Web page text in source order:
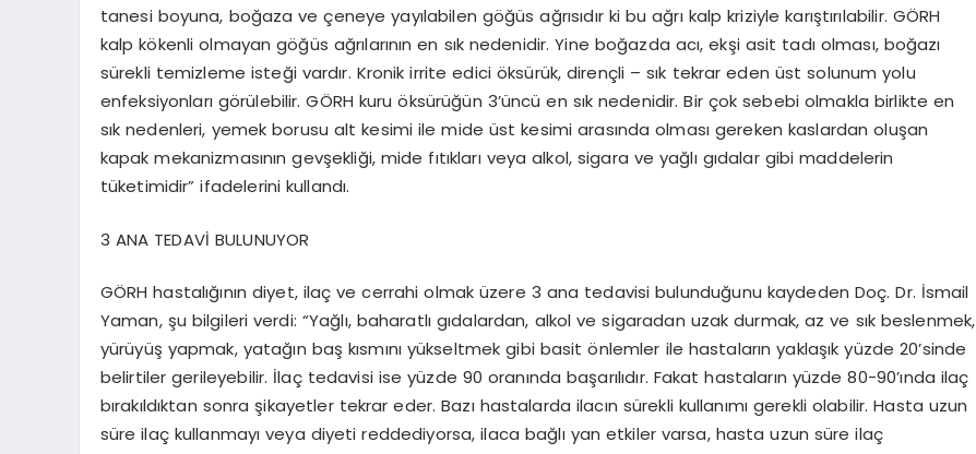
tanesi boyuna, boğaza ve çeneye yayılabilen göğüs ağrısıdır ki bu ağrı kalp kriziyle karıştırılabilir. GÖRH
kalp kökenli olmayan göğüs ağrılarının en sık nedenidir. Yine boğazda acı, ekşi asit tadı olması, boğazı
sürekli temizleme isteği vardır. Kronik irrite edici öksürük, dirençli – sık tekrar eden üst solunum yolu
enfeksiyonları görülebilir. GÖRH kuru öksürüğün 3’üncü en sık nedenidir. Bir çok sebebi olmakla birlikte en
sık nedenleri, yemek borusu alt kesimi ile mide üst kesimi arasında olması gereken kaslardan oluşan
kapak mekanizmasının gevşekliği, mide fıtıkları veya alkol, sigara ve yağlı gıdalar gibi maddelerin
tüketimidir” ifadelerini kullandı.
3 ANA TEDAVİ BULUNUYOR
GÖRH hastalığının diyet, ilaç ve cerrahi olmak üzere 3 ana tedavisi bulunduğunu kaydeden Doç. Dr. İsmail
Yaman, şu bilgileri verdi: “Yağlı, baharatlı gıdalardan, alkol ve sigaradan uzak durmak, az ve sık beslenmek,
yürüyüş yapmak, yatağın baş kısmını yükseltmek gibi basit önlemler ile hastaların yaklaşık yüzde 20’sinde
belirtiler gerileyebilir. İlaç tedavisi ise yüzde 90 oranında başarılıdır. Fakat hastaların yüzde 80-90’ında ilaç
bırakıldıktan sonra şikayetler tekrar eder. Bazı hastalarda ilacın sürekli kullanımı gerekli olabilir. Hasta uzun
süre ilaç kullanmayı veya diyeti reddediyorsa, ilaca bağlı yan etkiler varsa, hasta uzun süre ilaç